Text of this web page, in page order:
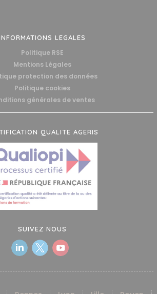
LEGALES
Politique RSE
Mentions Légales
protection des données
Politique cookies
générales de ventes
QUALITE AGERIS
SUIVEZ NOUS